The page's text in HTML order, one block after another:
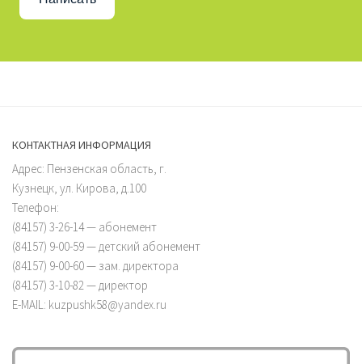
КОНТАКТНАЯ ИНФОРМАЦИЯ
Адрес: Пензенская область, г.
Кузнецк, ул. Кирова, д.100
Телефон:
(84157) 3-26-14 — абонемент
(84157) 9-00-59 — детский абонемент
(84157) 9-00-60 — зам. директора
(84157) 3-10-82 — директор
E-MAIL: kuzpushk58@yandex.ru